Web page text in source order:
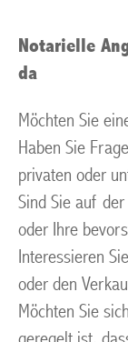
Notarielle
da
Möchten Sie
Haben Sie
privaten oder
Sind Sie auf
oder Ihre
Interessieren
oder den
Möchten Sie